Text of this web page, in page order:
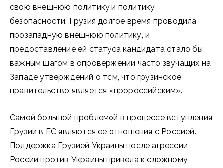
свою внешнюю политику и политику
безопасности. Грузия долгое время проводила
прозападную внешнюю политику, и
предоставление ей статуса кандидата стало бы
важным шагом в опровержении часто звучащих на
Западе утверждений о том, что грузинское
правительство является «пророссийским».
Самой большой проблемой в процессе вступления
Грузии в ЕС являются ее отношения с Россией.
Поддержка Грузией Украины после агрессии
России против Украины привела к сложному